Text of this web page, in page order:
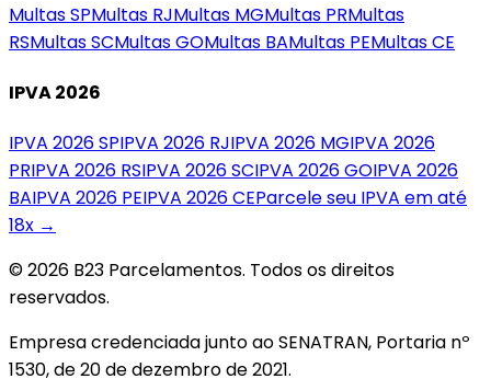
MultasSPMultas RJMultas MGMultas PRMultas
RSMultasSCMultasGOMultas BAMultas PEMultasCE
IPVA 2026
IPVA 2026SPIPVA 2026 RJIPVA 2026 MGIPVA 2026
PRIPVA 2026 RSIPVA 2026SCIPVA 2026GOIPVA 2026
BAIPVA 2026 PEIPVA 2026CEParcele seu IPVA em até
18x →
© 2026 B23 Parcelamentos. Todos os direitos
reservados.
Empresa credenciada junto ao SENATRAN, Portaria nº
1530, de 20 de dezembro de 2021.